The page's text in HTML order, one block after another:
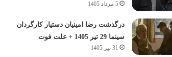
5 مرداد 1405
درگذشت رضا امینیان دستیار کارگردان
سینما 29 تیر 1405 + علت فوت
31 تیر 1405